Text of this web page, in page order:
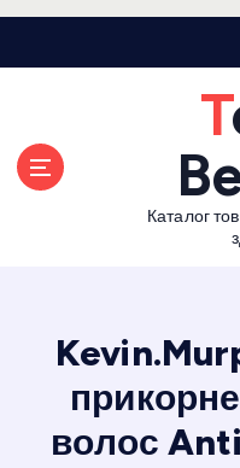
Terra
Каталог
волос